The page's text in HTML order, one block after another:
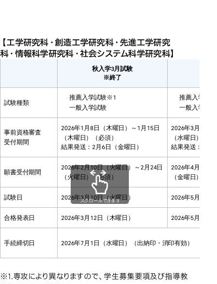
秋入学＞
秋入学＞
【工学研究科・創造工学研究科・先進工学研究
科・情報科学研究科・社会システム科学研究科】
秋入学3月試験
※終了
試験種類
推薦入学試験※1
一般入学試験
推薦入学試
一般入学試験
事前資格審査
受付期間
2026年1月8日（木曜日）～1月15日
（木曜日）（必須）
結果発送：2月6日（金曜日）
2026年3月23日
（水曜日）（
結果発送：4月
願書受付期間
2026年2月10日（火曜日）～2月24日
（火曜日）（必須）
2026年4月20日
（金曜日）（
試験日 2026年3月10日（火曜日） 2026年5月21日
合格発表日 2026年3月12日（木曜日） 2026年5月28日
手続締切日 2026年7月1日（水曜日）（出納印・消印有効）
※1.専攻により異なりますので、学生募集要項及び指導教
スクロールできます